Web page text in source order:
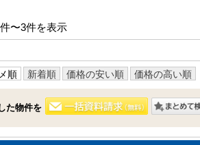
〜3件を表示
順 新着順 価格の安い順 価格の高い順
た物件を
スタッフ紹介
松戸支店
成田支店
お問い
サイト
プライ